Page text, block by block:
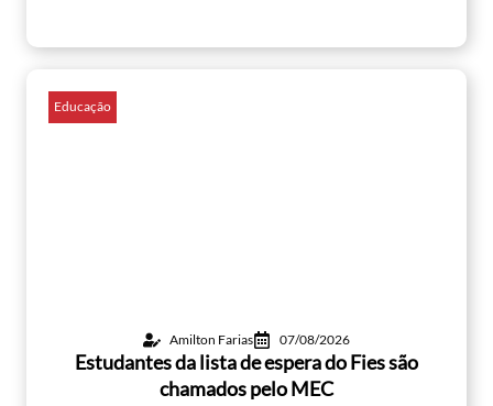
Educação
Amilton Farias 07/08/2026
Estudantes da lista de espera do Fies são
chamados pelo MEC